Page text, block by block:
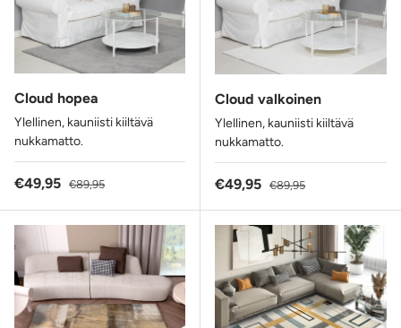
Cloud hopea
Ylellinen, kauniisti kiiltävä
nukkamatto.
Alennushinta
€49,95 Normaalihinta
€89,95
Cloud valkoinen
Ylellinen, kauniisti kiiltävä
nukkamatto.
Alennushinta
€49,95 Normaalihinta
€89,95